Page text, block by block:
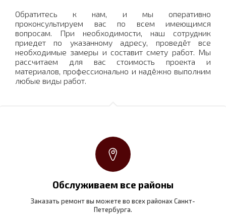
Обратитесь к нам, и мы оперативно
проконсультируем вас по всем имеющимся
вопросам. При необходимости, наш сотрудник
приедет по указанному адресу, проведёт все
необходимые замеры и составит смету работ. Мы
рассчитаем для вас стоимость проекта и
материалов, профессионально и надёжно выполним
любые виды работ.
Обслуживаем все районы
Заказать ремонт вы можете во всех районах Санкт-
Петербурга.